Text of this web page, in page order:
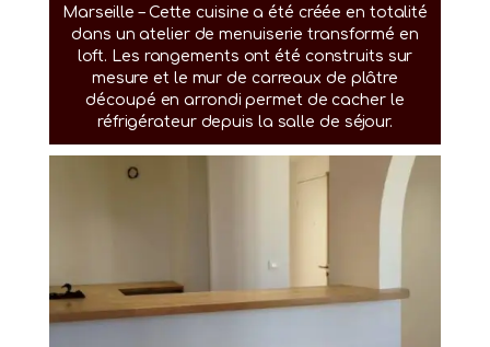
Marseille – Cette cuisine a été créée en totalité
dans un atelier de menuiserie transformé en
loft. Les rangements ont été construits sur
mesure et le mur de carreaux de plâtre
découpé en arrondi permet de cacher le
réfrigérateur depuis la salle de séjour.